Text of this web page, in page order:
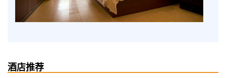
酒店推荐